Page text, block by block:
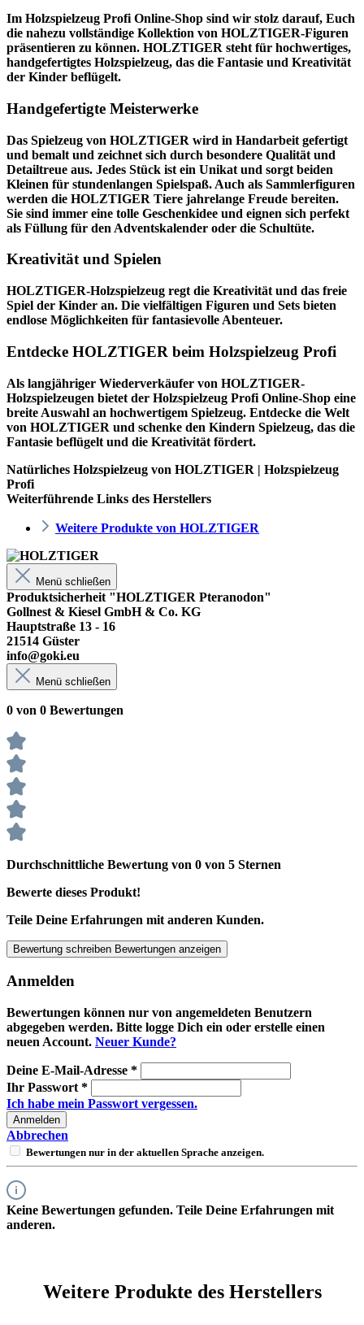
Im Holzspielzeug Profi Online-Shop sind wir stolz darauf, Euch
die nahezu vollständige Kollektion von HOLZTIGER-Figuren
präsentieren zu können. HOLZTIGER steht für hochwertiges,
handgefertigtes Holzspielzeug, das die Fantasie und Kreativität
der Kinder beflügelt.
Handgefertigte Meisterwerke
Das Spielzeug von HOLZTIGER wird in Handarbeit gefertigt
und bemalt und zeichnet sich durch besondere Qualität und
Detailtreue aus. Jedes Stück ist ein Unikat und sorgt beiden
Kleinen für stundenlangen Spielspaß. Auch als Sammlerfiguren
werden die HOLZTIGER Tiere jahrelange Freude bereiten.
Sie sind immer eine tolle Geschenkidee und eignen sich perfekt
als Füllung für den Adventskalender oder die Schultüte.
Kreativität und Spielen
HOLZTIGER-Holzspielzeug regt die Kreativität und das freie
Spiel der Kinder an. Die vielfältigen Figuren und Sets bieten
endlose Möglichkeiten für fantasievolle Abenteuer.
Entdecke HOLZTIGER beim Holzspielzeug Profi
Als langjähriger Wiederverkäufer von HOLZTIGER-
Holzspielzeugen bietet der Holzspielzeug Profi Online-Shop eine
breite Auswahl an hochwertigem Spielzeug. Entdecke die Welt
von HOLZTIGER und schenke den Kindern Spielzeug, das die
Fantasie beflügelt und die Kreativität fördert.
Natürliches Holzspielzeug von HOLZTIGER | Holzspielzeug
Profi
Weiterführende Links des Herstellers
Weitere Produkte von HOLZTIGER
Menü schließen
Produktsicherheit "HOLZTIGER Pteranodon"
Gollnest & Kiesel GmbH & Co. KG
Hauptstraße 13 - 16
21514 Güster
info@goki.eu
Menü schließen
0 von 0 Bewertungen
Durchschnittliche Bewertung von 0 von 5 Sternen
Bewerte dieses Produkt!
Teile Deine Erfahrungen mit anderen Kunden.
Bewertung schreiben Bewertungen anzeigen
Anmelden
Bewertungen können nur von angemeldeten Benutzern
abgegeben werden. Bitte logge Dich ein oder erstelle einen
neuen Account. Neuer Kunde?
Deine E-Mail-Adresse *
Ihr Passwort *
Ich habe mein Passwort vergessen.
Anmelden
Abbrechen
Bewertungen nur in der aktuellen Sprache anzeigen.
Keine Bewertungen gefunden. Teile Deine Erfahrungen mit
anderen.
Weitere Produkte des Herstellers